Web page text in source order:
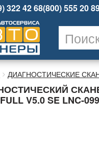
322 42 68(800) 555 20
ДИАГНОСТИЧЕСКИЕ
V5.0 SE LNC-099